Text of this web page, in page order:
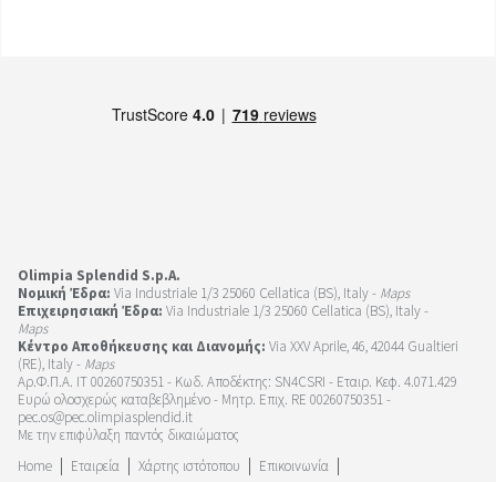
Olimpia Splendid S.p.A.
Νομική Έδρα: Via Industriale 1/3 25060 Cellatica (BS), Italy - Maps
Επιχειρησιακή Έδρα: Via Industriale 1/3 25060 Cellatica (BS), Italy -
Maps
Κέντρο Αποθήκευσης και Διανομής: Via XXV Aprile, 46, 42044 Gualtieri
(RE), Italy - Maps
Αρ.Φ.Π.Α. IT 00260750351 - Κωδ. Αποδέκτης: SN4CSRI - Εταιρ. Κεφ. 4.071.429
Ευρώ ολοσχερώς καταβεβλημένο - Μητρ. Επιχ. RE 00260750351 -
pec.os@pec.olimpiasplendid.it
Με την επιφύλαξη παντός δικαιώματος
Home
Εταιρεία Χάρτης ιστότοπου
Επικοινωνία